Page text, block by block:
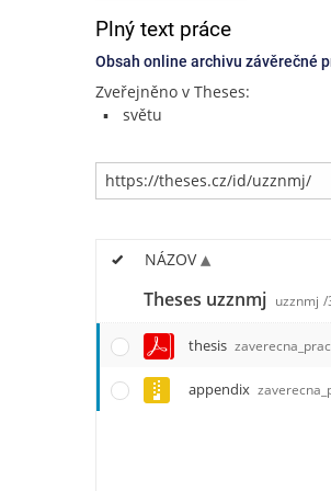
Plný text práce
Obsah online archivu závěrečné
Zveřejněno v Theses:
světu
NÁZOV
Theses uzznmj uzznmj /
thesis
appendix